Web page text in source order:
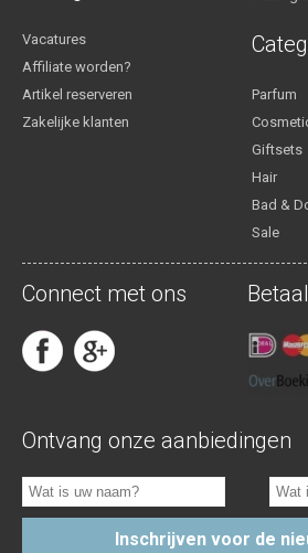
Vacatures
Affiliate worden?
Artikel reserveren
Zakelijke klanten
Parfum
Giftsets
Hair
Bad &
Sale
Connect met ons
Ontvang onze aanbiedingen